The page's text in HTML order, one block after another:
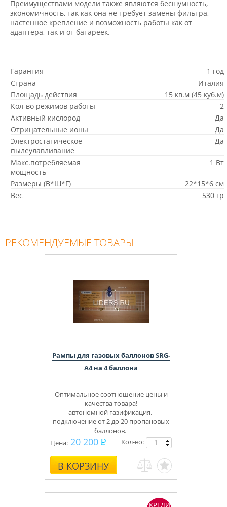
Преимуществами модели также являются бесшумность,
экономичность, так как она не требует замены фильтра,
настенное крепление и возможность работы как от
адаптера, так и от батареек.
Гарантия
1 год
Страна
Италия
Площадь действия
15 кв.м (45 куб.м)
Кол-во режимов работы
2
Активный кислород
Да
Отрицательные ионы
Да
Электростатическое
пылеулавливание
Да
Макс.потребляемая
мощность
1 Вт
Размеры (В*Ш*Г)
22*15*6 см
Вес
530 гр
РЕКОМЕНДУЕМЫЕ ТОВАРЫ
Рампы для газовых баллонов SRG-
А4 на 4 баллона
Оптимальное соотношение цены и
качества товара!
автономной газификация.
подключение от 2 до 20 пропановых
баллонов.
Укомплектуем под ключ.
Консультации, монтаж.
Цена: 20 200
В КОРЗИНУ
Кол-во:
КРЕДИТ